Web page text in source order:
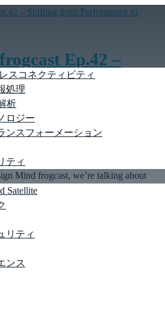
スコネクティビティ
処理
析
ロジー
ンスフォーメーション
ティ
Satellite
リティ
ンス
Ep.42 –
to
11th November 2023|消費財
Mind frogcast, we’re talking about
services to connect the dots between
love and contributing toward a more
and planet.
を融合し新たな
ーの中で事業を